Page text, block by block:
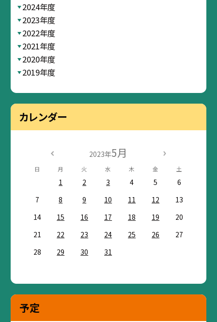
2024年度
2023年度
2022年度
2021年度
2020年度
2019年度
カレンダー
2023年5月
日 月 火 水 木 金 土
1 2 3 4 5
6
7
8 9 10 11 12
13
14
15 16 17 18 19
20
21
22 23 24 25 26
27
28
29 30 31
予定